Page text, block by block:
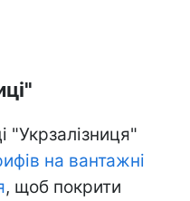
"Укрзалізниця"
на вантажні
, щоб покрити